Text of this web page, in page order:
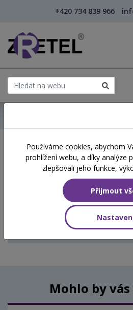
+420 734 839 966
Školení
2026
Aktuálně vypsané termíny
Aktuálně nejsou
Mohlo by
Používáme cookies, abychom
prohlížení webu, a díky analýze
zlepšovali jeho funkce,
Přijmout